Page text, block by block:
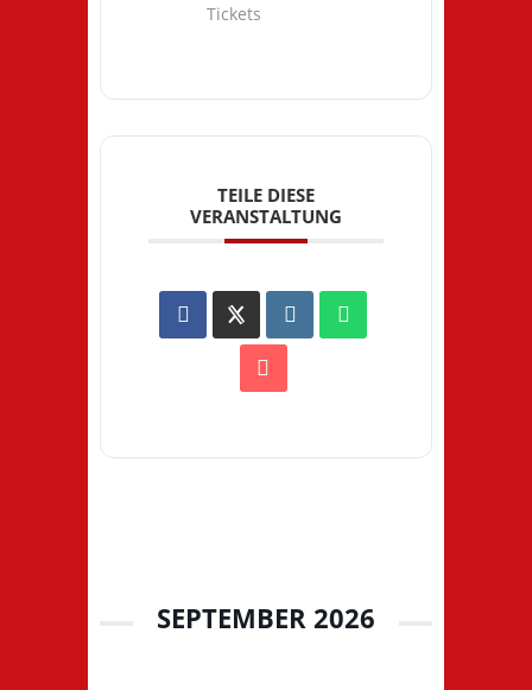
Tickets
TEILE DIESE
VERANSTALTUNG
SEPTEMBER 2026